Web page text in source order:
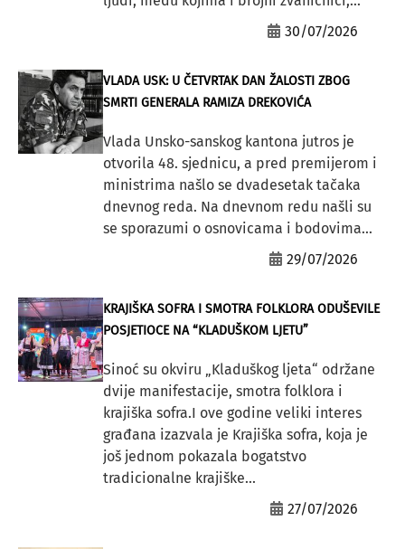
30/07/2026
VLADA USK: U ČETVRTAK DAN ŽALOSTI ZBOG
SMRTI GENERALA RAMIZA DREKOVIĆA
Vlada Unsko-sanskog kantona jutros je
otvorila 48. sjednicu, a pred premijerom i
ministrima našlo se dvadesetak tačaka
dnevnog reda. Na dnevnom redu našli su
se sporazumi o osnovicama i bodovima...
29/07/2026
KRAJIŠKA SOFRA I SMOTRA FOLKLORA ODUŠEVILE
POSJETIOCE NA “KLADUŠKOM LJETU”
Sinoć su okviru „Kladuškog ljeta“ održane
dvije manifestacije, smotra folklora i
krajiška sofra.I ove godine veliki interes
građana izazvala je Krajiška sofra, koja je
još jednom pokazala bogatstvo
tradicionalne krajiške...
27/07/2026